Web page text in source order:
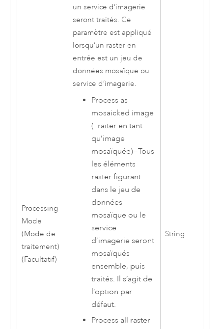
Processing
Mode
(Mode de
traitement)
(Facultatif)
un service d’imagerie
seront traités. Ce
paramètre est appliqué
lorsqu’un raster en
entrée est un jeu de
données mosaïque ou
service d’imagerie.
Process as
mosaicked image
(Traiter en tant
qu’image
mosaïquée)—Tous
les éléments
raster figurant
dans le jeu de
données
mosaïque ou le
service
d’imagerie seront
mosaïqués
ensemble, puis
traités. Il s’agit de
l’option par
défaut.
Process all raster
String